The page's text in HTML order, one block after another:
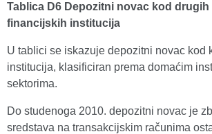
Tablica D6 Depozitni novac kod
financijskih institucija
U tablici se iskazuje depozitni novac kod
institucija, klasificiran prema domaćim
sektorima.
Do studenoga 2010. depozitni novac je
sredstava na transakcijskim računima